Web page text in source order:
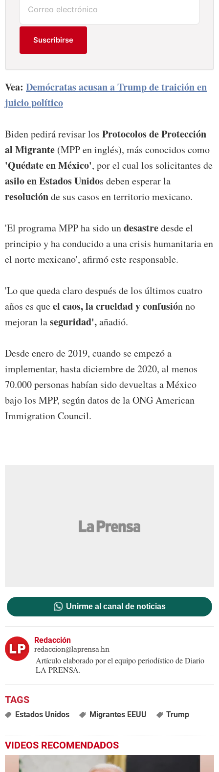
Suscribirse
Vea: Demócratas acusan a Trump de traición en
juicio político
Biden pedirá revisar los Protocolos de Protección
al Migrante (MPP en inglés), más conocidos como
'Quédate en México', por el cual los solicitantes de
asilo en Estados Unidos deben esperar la
resoluciónde sus casos en territorio mexicano.
'El programa MPP ha sido undesastredesde el
principio y ha conducido a una crisis humanitaria en
el norte mexicano', afirmó este responsable.
'Lo que queda claro después de los últimos cuatro
años es queel caos, la crueldad y confusión no
mejoran laseguridad',añadió.
Desde enero de 2019, cuando se empezó a
implementar, hasta diciembre de 2020, al menos
70.000 personas habían sido devueltas a México
bajo los MPP, según datos de la ONG American
Immigration Council.
Unirme al canal de noticias
Redacción
redaccion@laprensa.hn
Artículo elaborado por el equipo periodístico de Diario
LA PRENSA.
Estados Unidos Migrantes EEUU Trump
VIDEOS RECOMENDADOS